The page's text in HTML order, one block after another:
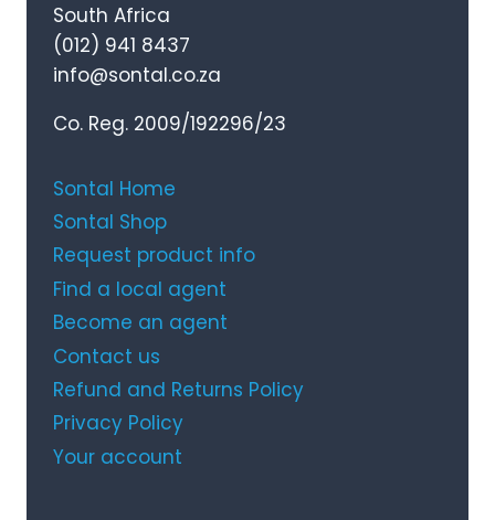
South Africa
(012) 941 8437
info@sontal.co.za
Co. Reg. 2009/192296/23
Sontal Home
Sontal Shop
Request product info
Find a local agent
Become an agent
Contact us
Refund and Returns Policy
Privacy Policy
Your account